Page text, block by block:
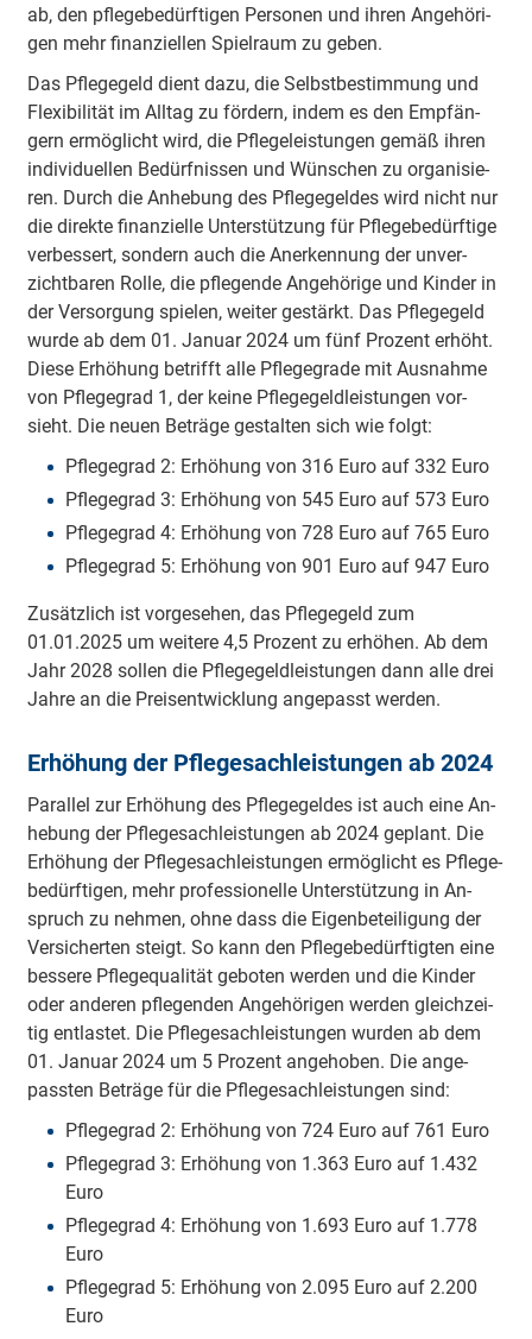
ab, den pfle­ge­be­dürf­ti­gen Per­so­nen und ih­ren An­ge­hö­ri­
gen mehr fi­nan­ziel­len Spiel­raum zu ge­ben.
Das Pfle­ge­geld dient dazu, die Selbst­be­stim­mung und
Fle­xi­bi­li­tät im All­tag zu för­dern, in­dem es den Emp­fän­
gern er­mög­licht wird, die Pfle­ge­leis­tun­gen ge­mäß ih­ren
in­di­vi­du­el­len Be­dürf­nis­sen und Wün­schen zu or­ga­ni­sie­
ren. Durch die An­he­bung des Pfle­ge­gel­des wird nicht nur
die di­rek­te fi­nan­ziel­le Un­ter­stüt­zung für Pfle­ge­be­dürf­tige
ver­bes­sert, son­dern auch die An­er­ken­nung der un­ver­
zicht­ba­ren Rol­le, die pfle­gen­de An­ge­hö­ri­ge und Kin­der in
der Ver­sor­gung spie­len, wei­ter ge­stärkt. Das Pfle­ge­geld
wurde ab dem 01. Ja­nu­ar 2024 um fünf Pro­zent er­höht.
Diese Er­hö­hung be­trifft alle Pfle­ge­gra­de mit Aus­nah­me
von Pfle­ge­grad 1, der kei­ne Pfle­ge­geld­leis­tun­gen vor­
sieht. Die neu­en Be­trä­ge ge­stal­ten sich wie folgt:
Pfle­ge­grad 2: Er­hö­hung von 316 Euro auf 332 Euro
Pfle­ge­grad 3: Er­hö­hung von 545 Euro auf 573 Euro
Pfle­ge­grad 4: Er­hö­hung von 728 Euro auf 765 Euro
Pfle­ge­grad 5: Er­hö­hung von 901 Euro auf 947 Euro
Zu­sätz­lich ist vor­ge­se­hen, das Pfle­ge­geld zum
01.01.2025 um wei­te­re 4,5 Pro­zent zu er­hö­hen. Ab dem
Jahr 2028 sol­len die Pfle­ge­geld­leis­tun­gen dann alle drei
Jah­re an die Preis­ent­wick­lung an­ge­passt wer­den.
Er­hö­hung der Pfle­ge­sach­leis­tun­gen ab 2024
Pa­ral­lel zur Er­hö­hung des Pfle­ge­gel­des ist auch eine An­
he­bung der Pfle­ge­sach­leis­tun­gen ab 2024 ge­plant. Die
Er­hö­hung der Pfle­ge­sach­leis­tun­gen er­mög­licht es Pfle­ge­
be­dürf­ti­gen, mehr pro­fes­sio­nel­le Un­ter­stüt­zung in An­
spruch zu neh­men, ohne dass die Ei­gen­be­tei­li­gung der
Ver­si­cher­ten steigt. So kann den Pfle­ge­be­dürf­tig­ten eine
bes­se­re Pfle­ge­qua­li­tät ge­bo­ten wer­den und die Kin­der
oder an­de­ren pfle­gen­den An­ge­hö­ri­gen wer­den gleich­zei­
tig ent­las­tet. Die Pfle­ge­sach­leis­tun­gen wur­den ab dem
01. Ja­nu­ar 2024 um 5 Pro­zent an­ge­ho­ben. Die an­ge­
pass­ten Be­trä­ge für die Pfle­ge­sach­leis­tun­gen sind:
Pfle­ge­grad 2: Er­hö­hung von 724 Euro auf 761 Euro
Pfle­ge­grad 3: Er­hö­hung von 1.363 Euro auf 1.432
Euro
Pfle­ge­grad 4: Er­hö­hung von 1.693 Euro auf 1.778
Euro
Pfle­ge­grad 5: Er­hö­hung von 2.095 Euro auf 2.200
Euro